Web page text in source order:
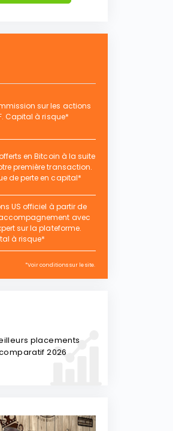
sur les actions
Capital à risque*
en Bitcoin à la suite
première transaction.
de perte en capital*
US officiel à partir de
avec
sur la plateforme.
à risque*
*Voir conditions sur le site.
placements
2026